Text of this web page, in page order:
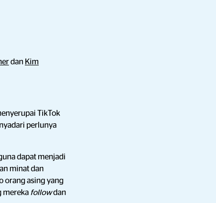
dan Kim
TikTok
perlunya
dapat menjadi
minat dan
orang asing yang
mereka followdan